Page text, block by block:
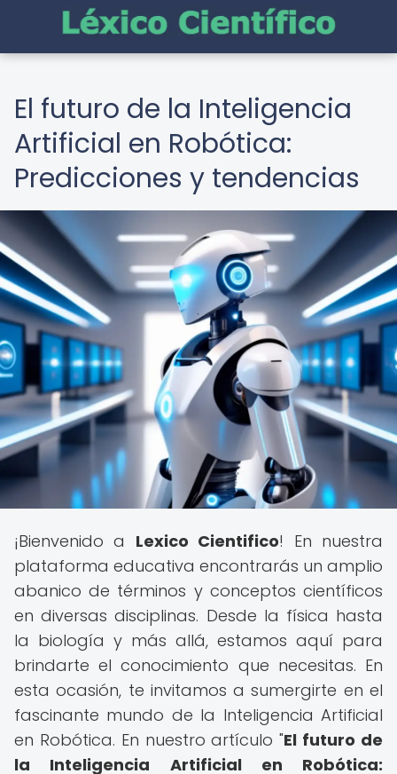
El futuro de la Inteligencia
Artificial en Robótica:
Predicciones y tendencias
¡Bienvenido a Lexico Cientifico! En nuestra
plataforma educativa encontrarás un amplio
abanico de términos y conceptos científicos
en diversas disciplinas. Desde la física hasta
la biología y más allá, estamos aquí para
brindarte el conocimiento que necesitas. En
esta ocasión, te invitamos a sumergirte en el
fascinante mundo de la Inteligencia Artificial
en Robótica. En nuestro artículo "El futuro de
la Inteligencia Artificial en Robótica: